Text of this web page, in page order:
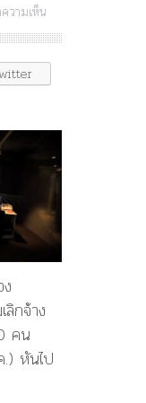
วามเห็น
ลือ”วอยซ์
ทีวี”
เลิก
จ้าง
150
คน
และ
วิจารณ์
การเมือง
กจ้าง
คน
.) หันไป